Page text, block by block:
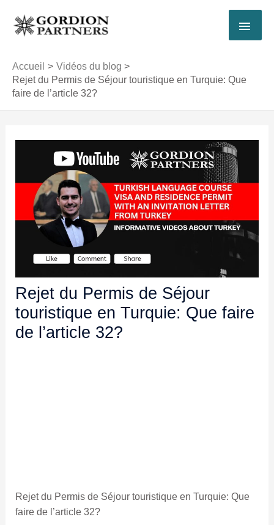
contenu
Accueil
Vidéos du blog
Rejet du Permis de Séjour touristique en Turquie: Que
faire de l’article 32?
Rejet du Permis de Séjour
touristique en Turquie: Que faire
de l’article 32?
Rejet du Permis de Séjour touristique en Turquie: Que
faire de l’article 32?